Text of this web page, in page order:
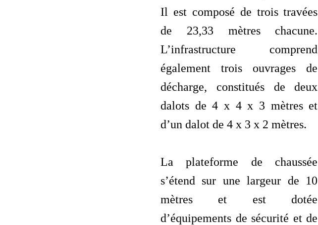
Il est composé de trois travées
de 23,33 mètres chacune.
L’infrastructure comprend
également trois ouvrages de
décharge, constitués de deux
dalots de 4 x 4 x 3 mètres et
d’un dalot de 4 x 3 x 2 mètres.
‎La plateforme de chaussée
s’étend sur une largeur de 10
mètres et est dotée
d’équipements de sécurité et de